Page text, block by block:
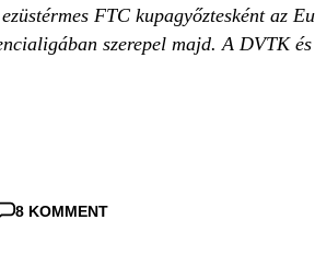
FTC kupagyőztesként az
szerepel majd. A DVTK
8 KOMMENT